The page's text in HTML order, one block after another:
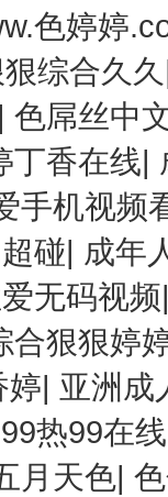
色婷婷
综合久久
| 色屌丝中
丁香在线|
手机视频
碰| 成年
无码视频
合狠狠婷
婷| 亚洲成
99热99在线
月天色|